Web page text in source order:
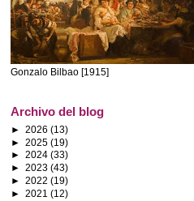
Gonzalo Bilbao [1915]
Archivo del blog
► 2026 (13)
► 2025 (19)
► 2024 (33)
► 2023 (43)
► 2022 (19)
► 2021 (12)